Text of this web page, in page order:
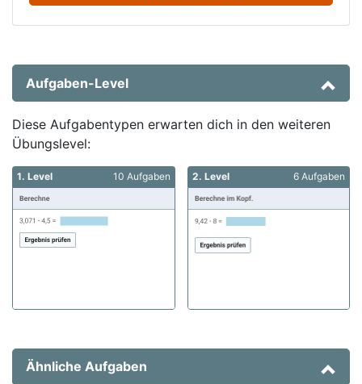
Aufgaben-Level
Diese Aufgabentypen erwarten dich in den weiteren
Übungslevel:
1. Level 10 Aufgaben 2. Level 6 Aufgaben
Ähnliche Aufgaben